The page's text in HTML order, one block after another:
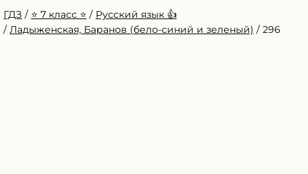
ГДЗ / ⭐️ 7 класс ⭐️ / Русский язык 👍
/ Ладыженская, Баранов (бело-синий и зеленый) / 296